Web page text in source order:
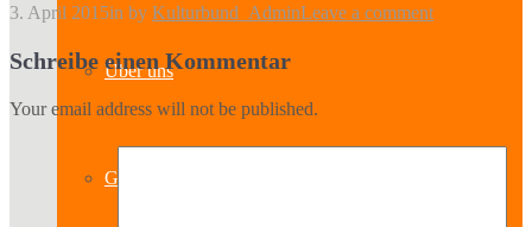
Über uns
Geschichte
3. April 2015in by Kulturbund_AdminLeave a comment
Schreibe einen Kommentar
Your email address will not be published.